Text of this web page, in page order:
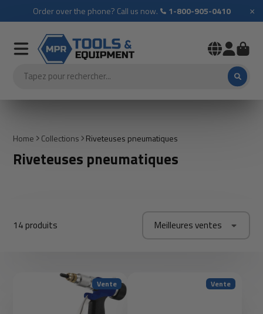
Order over the phone? Call us now. 1-800-905-0410 ×
Home Collections Riveteuses pneumatiques
Riveteuses pneumatiques
14 produits Meilleures ventes
Vente Vente